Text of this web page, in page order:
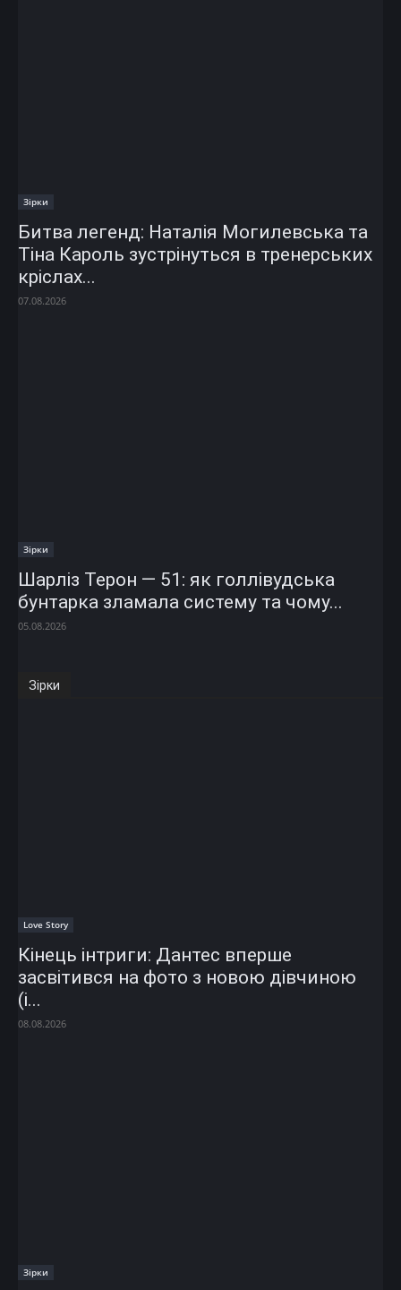
Зірки
Битва легенд: Наталія Могилевська та
Тіна Кароль зустрінуться в тренерських
кріслах...
07.08.2026
Зірки
Шарліз Терон — 51: як голлівудська
бунтарка зламала систему та чому...
05.08.2026
Зірки
Love Story
Кінець інтриги: Дантес вперше
засвітився на фото з новою дівчиною
(і...
08.08.2026
Зірки